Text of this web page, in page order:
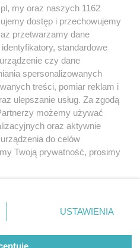
5 / 0
regulamin korzystania z portali
Skontakuj sięz nami
Kontakt
Wydawca
Redakcja
my oraz naszych 1162
dostęp i przechowujemy
przetwarzamy dane
standardowe
czy dane
spersonalizowanych
treści, pomiar reklam i
ulepszanie usług. Za zgodą
możemy używać
oraz aktywnie
do celów
Twoją prywatność, prosimy
lewym dolnym rogu strony
danych nie wymagają
prawo sprzeciwić się
będą miały
USTAWIENIA